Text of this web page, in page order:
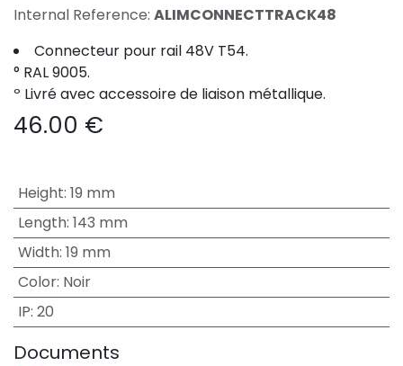
Internal Reference: ALIMCONNECTTRACK48
Connecteur pour rail 48V T54.
° RAL 9005.
º Livré avec accessoire de liaison métallique.
46.00 €
Height: 19 mm
Length: 143 mm
Width: 19 mm
Color: Noir
IP: 20
Documents